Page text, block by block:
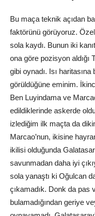
Bu maça teknik açıdan
faktörünü görüyoruz.
sola kaydı. Bunun iki
ona göre pozisyon
gibi oynadı. Isı
görüldüğüne eminim.
Ben Luyindama ve
edildiklerinde askerde
izlediğim ilk maçta da
Marcao’nun, ikisine
ikilisi olduğunda
savunmadan daha iyi
sola yanaştı ki Oğulcan
çıkamadık. Donk da pas
bulamadığından geriye